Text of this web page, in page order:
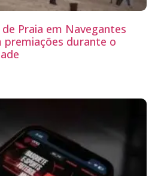
Praia em Navegantes
premiações durante o